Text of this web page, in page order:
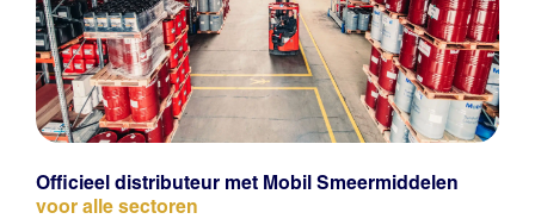
Officieel distributeur met Mobil Smeermiddelen
voor alle sectoren